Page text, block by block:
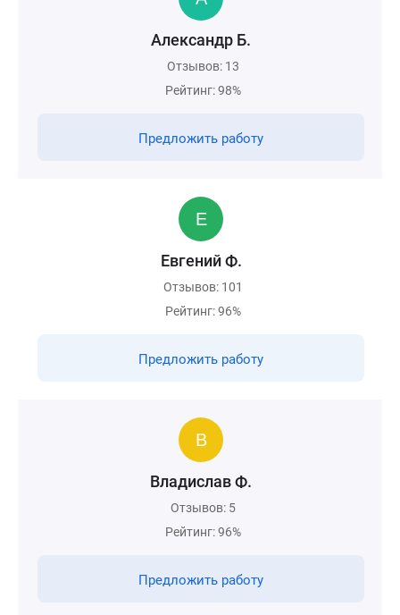
Александр Б.
Отзывов: 13
Рейтинг: 98%
Предложить работу
Евгений Ф.
Отзывов: 101
Рейтинг: 96%
Предложить работу
Владислав Ф.
Отзывов: 5
Рейтинг: 96%
Предложить работу